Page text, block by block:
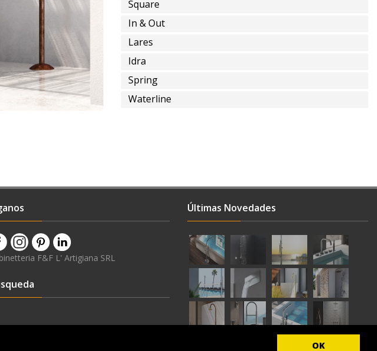
OK
Square
In & Out
Lares
Idra
Spring
Waterline
F&F L' Artigiana SRL
Últimas Novedades